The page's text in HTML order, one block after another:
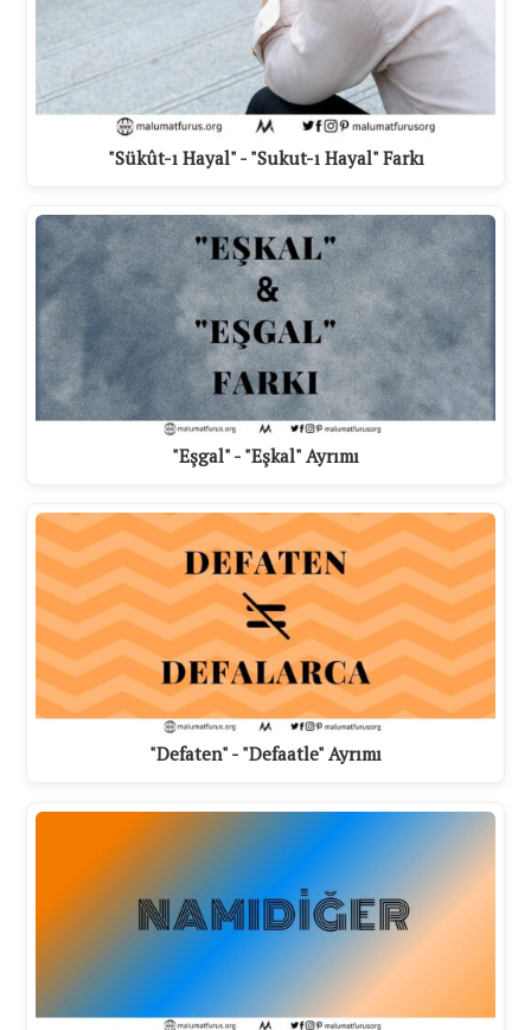
"Sükût-ı Hayal" - "Sukut-ı Hayal" Farkı
"Eşgal" - "Eşkal" Ayrımı
"Defaten" - "Defaatle" Ayrımı